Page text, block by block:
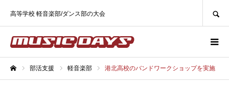
高等学校 軽音楽部/ダンス部の大会
部活支援 軽音楽部 港北高校のバンドワークショップを実施